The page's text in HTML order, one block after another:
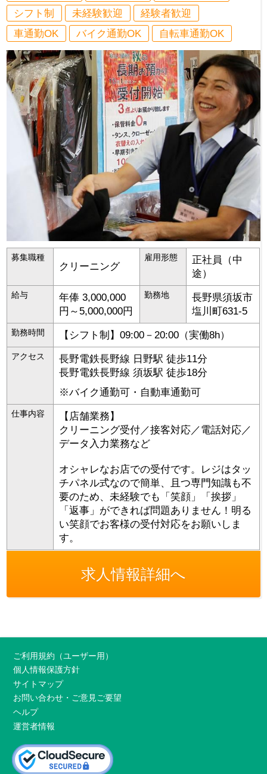
シフト制
未経験歓迎
経験者歓迎
車通勤OK
バイク通勤OK 自転車通勤OK
募集職種
クリーニング
雇用形態
正社員（中
途）
給与
年俸 3,000,000
円～5,000,000円
勤務地 長野県須坂市
塩川町631-5
勤務時間 【シフト制】09:00－20:00（実働8h）
アクセス
長野電鉄長野線 日野駅 徒歩11分
長野電鉄長野線 須坂駅 徒歩18分
※バイク通勤可・自動車通勤可
仕事内容
【店舗業務】
クリーニング受付／接客対応／電話対応／
データ入力業務など
オシャレなお店での受付です。レジはタッ
チパネル式なので簡単、且つ専門知識も不
要のため、未経験でも「笑顔」「挨拶」
「返事」ができれば問題ありません！明る
い笑顔でお客様の受付対応をお願いしま
す。
求人情報詳細へ
ご利用規約（ユーザー用）
個人情報保護方針
サイトマップ
お問い合わせ・ご意見ご要望
ヘルプ
運営者情報